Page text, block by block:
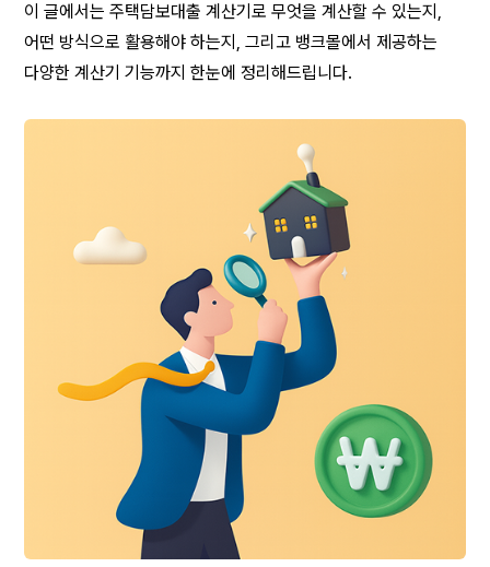
이 글에서는 주택담보대출 계산기로 무엇을 계산할 수 있는지,
어떤 방식으로 활용해야 하는지, 그리고 뱅크몰에서 제공하는
다양한 계산기 기능까지 한눈에 정리해드립니다.